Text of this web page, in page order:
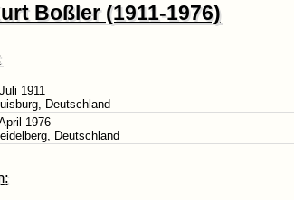
Boßler (1911-1976)
1911
Deutschland
1976
Deutschland